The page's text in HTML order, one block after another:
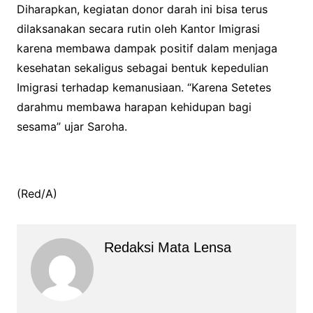
Diharapkan, kegiatan donor darah ini bisa terus
dilaksanakan secara rutin oleh Kantor Imigrasi
karena membawa dampak positif dalam menjaga
kesehatan sekaligus sebagai bentuk kepedulian
Imigrasi terhadap kemanusiaan. “Karena Setetes
darahmu membawa harapan kehidupan bagi
sesama” ujar Saroha.
(Red/A)
Redaksi Mata Lensa